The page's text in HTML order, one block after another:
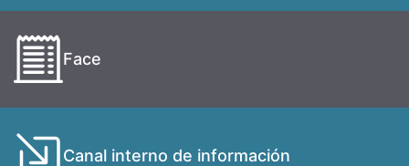
Face
Canal interno de información